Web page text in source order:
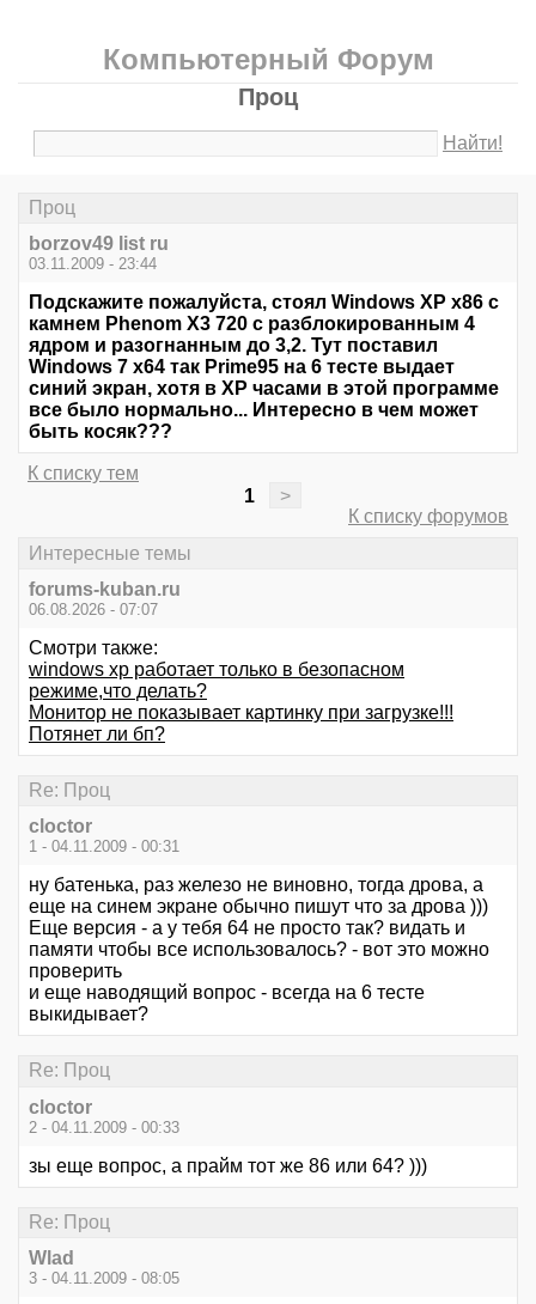
Компьютерный Форум
Проц
Найти!
Проц
borzov49 list ru
03.11.2009 - 23:44
Подскажите пожалуйста, стоял Windows XP x86 с
камнем Phenom X3 720 с разблокированным 4
ядром и разогнанным до 3,2. Тут поставил
Windows 7 x64 так Prime95 на 6 тесте выдает
синий экран, хотя в XP часами в этой программе
все было нормально... Интересно в чем может
быть косяк???
К списку тем
1
>
К списку форумов
Интересные темы
forums-kuban.ru
06.08.2026 - 07:07
Смотри также:
windows xp работает только в безопасном
режиме,что делать?
Монитор не показывает картинку при загрузке!!!
Потянет ли бп?
Re: Проц
cloctor
1 - 04.11.2009 - 00:31
ну батенька, раз железо не виновно, тогда дрова, а
еще на синем экране обычно пишут что за дрова )))
Еще версия - а у тебя 64 не просто так? видать и
памяти чтобы все использовалось? - вот это можно
проверить
и еще наводящий вопрос - всегда на 6 тесте
выкидывает?
Re: Проц
cloctor
2 - 04.11.2009 - 00:33
зы еще вопрос, а прайм тот же 86 или 64? )))
Re: Проц
Wlad
3 - 04.11.2009 - 08:05